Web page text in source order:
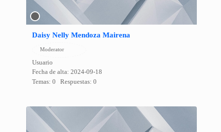
Daisy Nelly Mendoza Mairena
Moderator
Usuario
Fecha de alta: 2024-09-18
Temas: 0
Respuestas: 0